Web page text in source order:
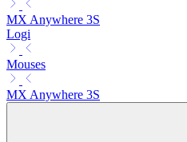
MX Anywhere 3S
Logi
Mouses
MX Anywhere 3S